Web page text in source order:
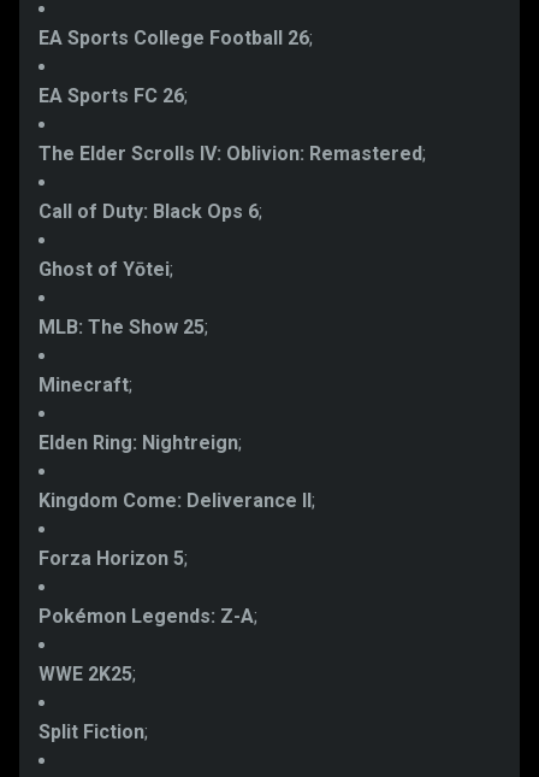
EA Sports College Football 26;
EA Sports FC 26;
The Elder Scrolls IV: Oblivion: Remastered;
Call of Duty: Black Ops 6;
Ghost of Yōtei;
MLB: The Show 25;
Minecraft;
Elden Ring: Nightreign;
Kingdom Come: Deliverance II ;
Forza Horizon 5;
Pokémon Legends: Z-A;
WWE 2K25;
Split Fiction;